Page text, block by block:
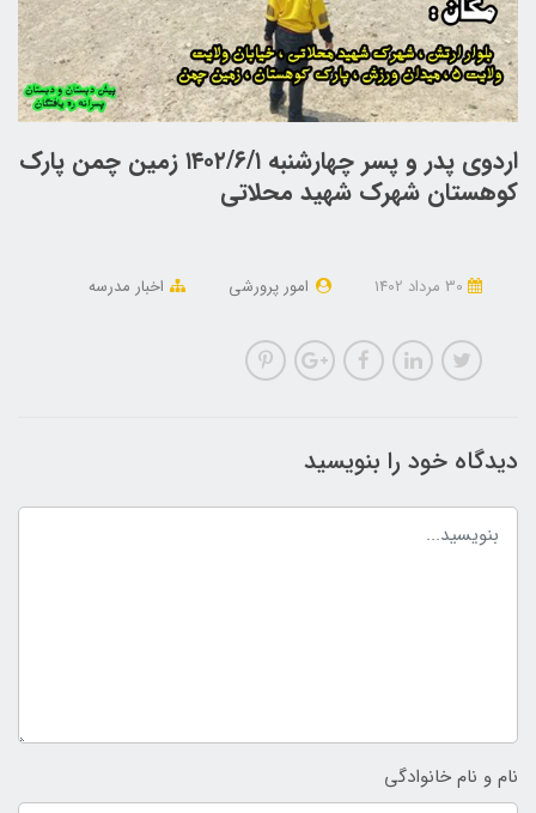
اردوی پدر و پسر چهارشنبه ۱۴۰۲/۶/۱ زمین چمن پارک
کوهستان شهرک شهید محلاتی
امور پرورشی اخبار مدرسه
دیدگاه خود را بنویسید
نام و نام خانوادگی